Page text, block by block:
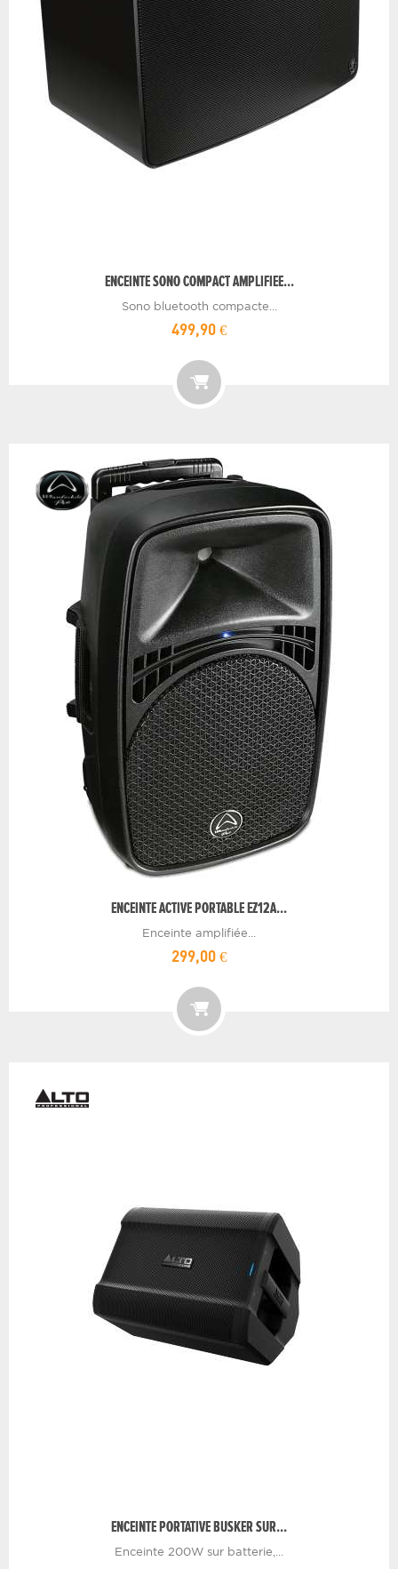
ENCEINTE SONO COMPACT AMPLIFIEE...
Sono bluetooth compacte...
499,90 €
ENCEINTE ACTIVE PORTABLE EZ12A...
Enceinte amplifiée...
299,00 €
ENCEINTE PORTATIVE BUSKER SUR...
Enceinte 200W sur batterie,...